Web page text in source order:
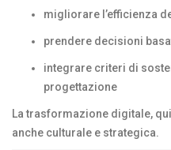
migliorare l’efficienza
prendere decisioni
integrare criteri di
progettazione
La trasformazione digitale,
anche culturale e strategica.